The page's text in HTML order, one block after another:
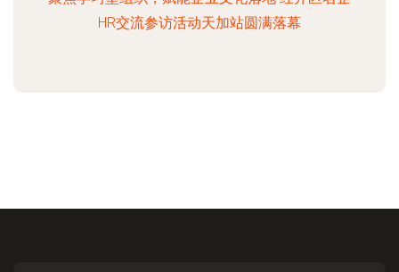
HR交流参访活动天加站圆满落幕